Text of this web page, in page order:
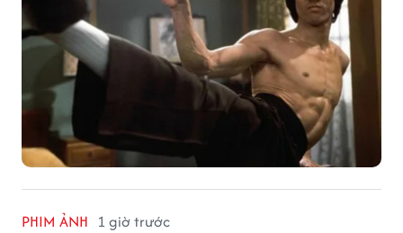
PHIM ẢNH 1 giờ trước